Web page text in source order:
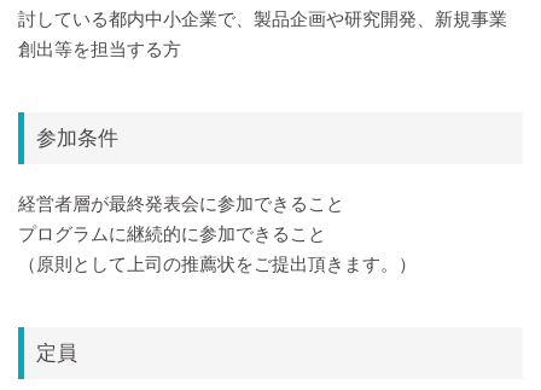
討している都内中小企業で、製品企画や研究開発、新規事業
創出等を担当する方
参加条件
経営者層が最終発表会に参加できること
プログラムに継続的に参加できること
（原則として上司の推薦状をご提出頂きます。）
定員